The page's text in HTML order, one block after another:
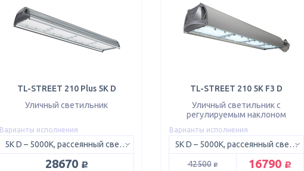
TL-STREET 210 Plus 5K D
Уличный светильник
Варианты исполнения
5K D – 5000K, рассеянный свет 120°
28670 руб.
TL-STREET 210 5K F3 D
Уличный светильник с
регулируемым наклоном
Варианты исполнения
5K D – 5000K, рассеянный свет 120°
42500 руб. 16790 руб.